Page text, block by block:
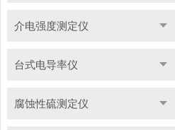
介电强度测定仪
台式电导率仪
腐蚀性硫测定仪